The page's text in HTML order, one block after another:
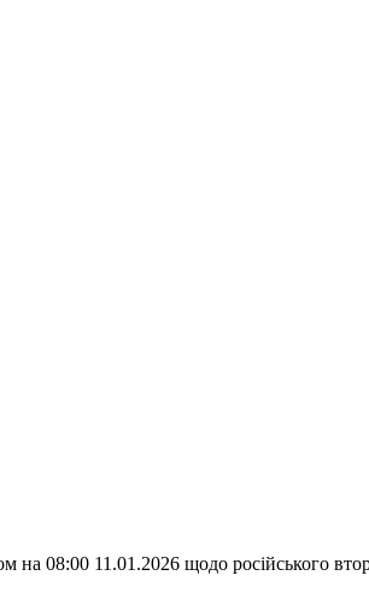
на 08:00 11.01.2026 щодо російського